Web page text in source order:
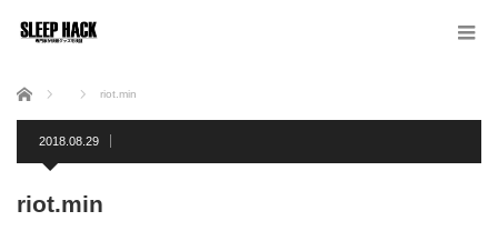
ホーム riot.min
2018.08.29
riot.min